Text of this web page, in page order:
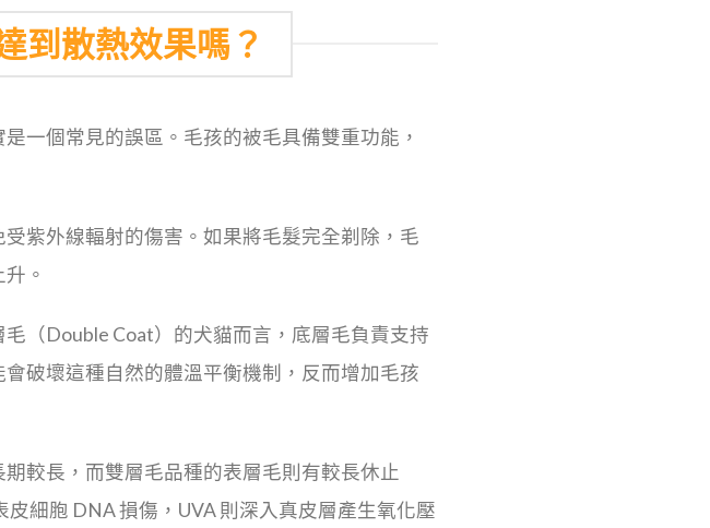
到散熱效果嗎？
一個常見的誤區。毛孩的被毛具備雙重功能，
紫外線輻射的傷害。如果將毛髮完全剃除，毛
。
（Double Coat）的犬貓而言，底層毛負責支持
破壞這種自然的體溫平衡機制，反而增加毛孩
較長，而雙層毛品種的表層毛則有較長休止
細胞 DNA 損傷，UVA 則深入真皮層產生氧化壓